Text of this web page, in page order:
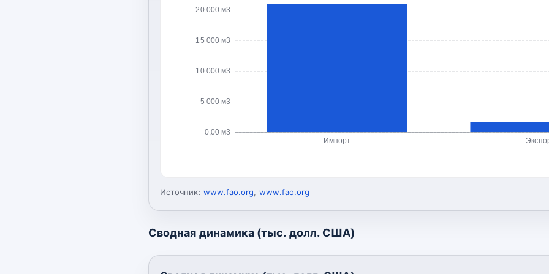
0,00 м3
5 000 м3
10 000 м3
15 000 м3
20 000 м3
Импорт
Источник: www.fao.org, www.fao.org
Сводная динамика (тыс. долл. США)